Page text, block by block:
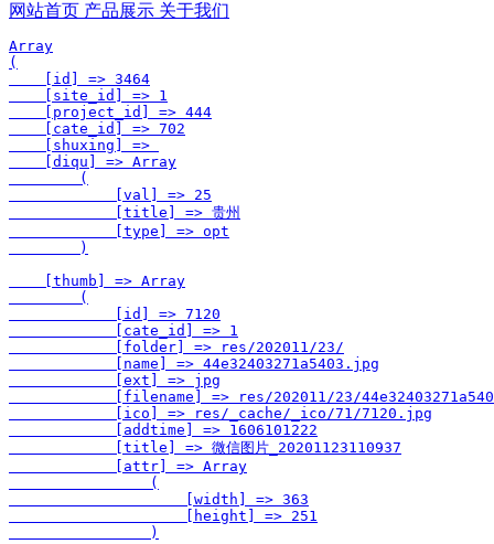
网站首页 产品展示 关于我们
Array
(
    [id] => 3464
    [site_id] => 1
    [project_id] => 444
    [cate_id] => 702
    [shuxing] =>
    [diqu] => Array
        (
            [val] => 25
            [title] => 贵州
            [type] => opt
        )
    [thumb] => Array
        (
            [id] => 7120
            [cate_id] => 1
            [folder] => res/202011/23/
            [name] => 44e32403271a5403.jpg
            [ext] => jpg
[filename] => res/202011/23/
            [ico] => res/_cache/_ico/71/7120.jpg
            [addtime] => 1606101222
            [title] => 微信图片_20201123110937
            [attr] => Array
                (
                    [width] => 363
                    [height] => 251
                )